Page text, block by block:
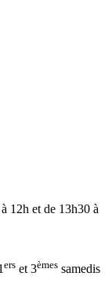
12h et de 13h30 à
ers et 3èmes samedis